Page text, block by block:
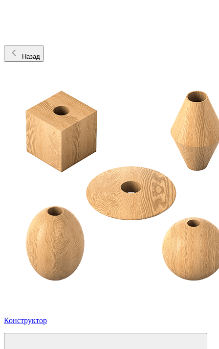
Назад
Конструктор